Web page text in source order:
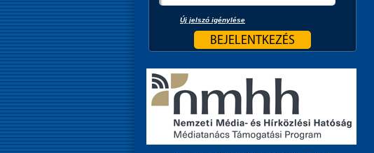
Új jelszó igénylése